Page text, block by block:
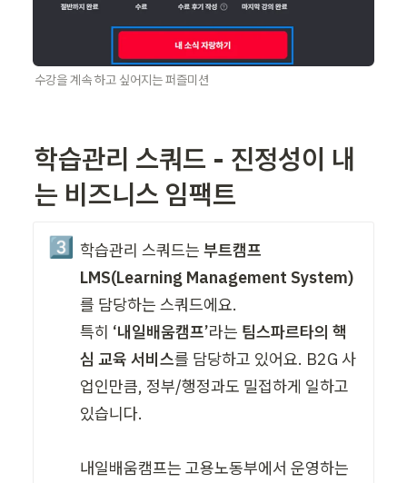
수강을 계속 하고 싶어지는 퍼즐미션
학습관리 스쿼드 - 진정성이 내
는 비즈니스 임팩트
3️⃣ 학습관리 스쿼드는 부트캠프
LMS(Learning Management System)
를 담당하는 스쿼드에요.
특히 ‘내일배움캠프’라는 팀스파르타의 핵
심 교육 서비스를 담당하고 있어요. B2G 사
업인만큼, 정부/행정과도 밀접하게 일하고
있습니다.
내일배움캠프는 고용노동부에서 운영하는